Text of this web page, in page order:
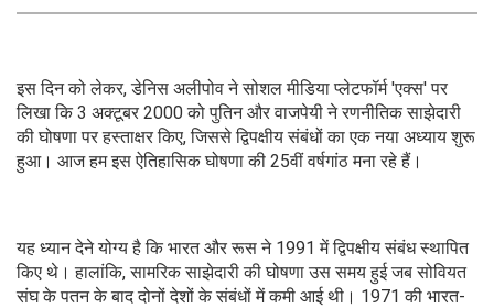
इस दिन को लेकर, डेनिस अलीपोव ने सोशल मीडिया प्लेटफॉर्म 'एक्स' पर
लिखा कि 3 अक्टूबर 2000 को पुतिन और वाजपेयी ने रणनीतिक साझेदारी
की घोषणा पर हस्ताक्षर किए, जिससे द्विपक्षीय संबंधों का एक नया अध्याय शुरू
हुआ। आज हम इस ऐतिहासिक घोषणा की 25वीं वर्षगांठ मना रहे हैं।
यह ध्यान देने योग्य है कि भारत और रूस ने 1991 में द्विपक्षीय संबंध स्थापित
किए थे। हालांकि, सामरिक साझेदारी की घोषणा उस समय हुई जब सोवियत
संघ के पतन के बाद दोनों देशों के संबंधों में कमी आई थी। 1971 की भारत-